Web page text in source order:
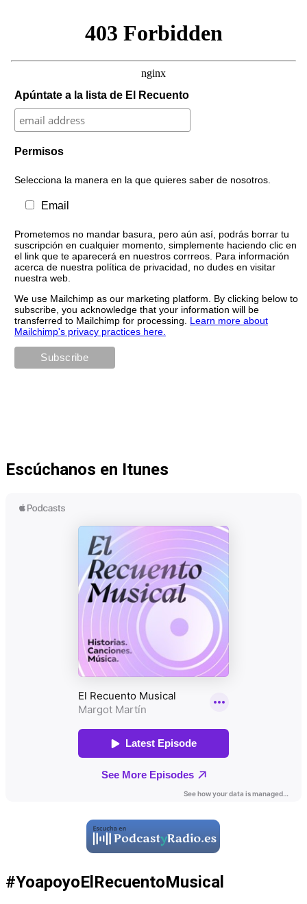
Apúntate a la lista de El Recuento
Permisos
Selecciona la manera en la que quieres saber de nosotros.
Email
Prometemos no mandar basura, pero aún así, podrás borrar tu
suscripción en cualquier momento, simplemente haciendo clic en
el link que te aparecerá en nuestros corrreos. Para información
acerca de nuestra política de privacidad, no dudes en visitar
nuestra web.
We use Mailchimp as our marketing platform. By clicking below to
subscribe, you acknowledge that your information will be
transferred to Mailchimp for processing. Learn more about
Mailchimp's privacy practices here.
Escúchanos en Itunes
#YoapoyoElRecuentoMusical